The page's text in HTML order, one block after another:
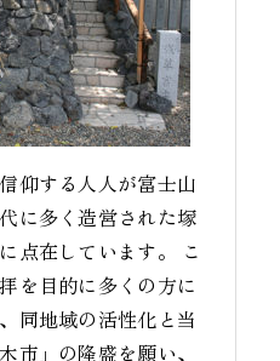
仰する人人が富士山
に多く造営された塚
点在しています。 こ
を目的に多くの方に
同地域の活性化と当
市」の隆盛を願い、